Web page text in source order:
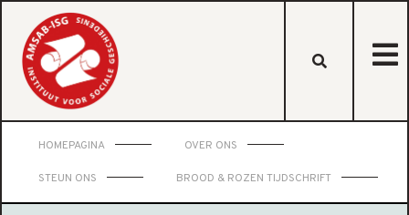
HOMEPAGINA OVER ONS
STEUN ONS BROOD & ROZEN TIJDSCHRIFT